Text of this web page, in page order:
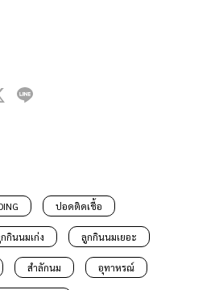
ปอดติดเชื้อ
กินนมเก่ง ลูกกินนมเยอะ
สำลักนม อุทาหรณ์